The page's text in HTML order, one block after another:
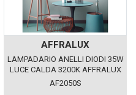
AFFRALUX
LAMPADARIO ANELLI DIODI 35W
LUCE CALDA 3200K AFFRALUX
SABBIA PICCOLO 1 ANELLO
AF2050S